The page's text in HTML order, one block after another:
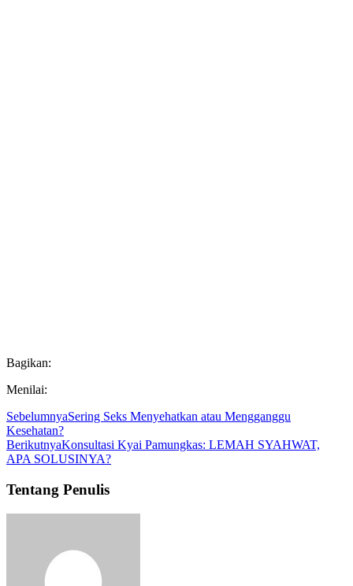
Bagikan:
Menilai:
SebelumnyaSering Seks Menyehatkan atau Mengganggu
Kesehatan?
BerikutnyaKonsultasi Kyai Pamungkas: LEMAH SYAHWAT,
APA SOLUSINYA?
Tentang Penulis